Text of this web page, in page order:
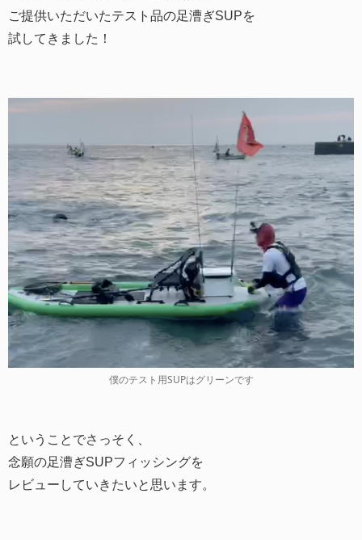
ご提供いただいたテスト品の足漕ぎSUPを
試してきました！
僕のテスト用SUPはグリーンです
ということでさっそく、
念願の足漕ぎSUPフィッシングを
レビューしていきたいと思います。